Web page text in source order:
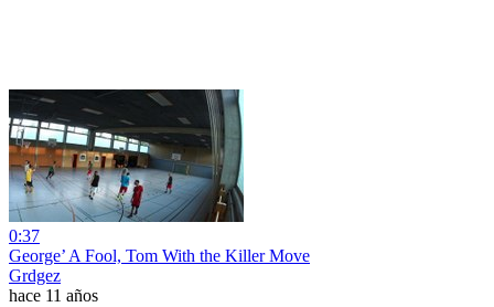
0:37
George’ A Fool, Tom With the Killer Move
Grdgez
hace 11 años